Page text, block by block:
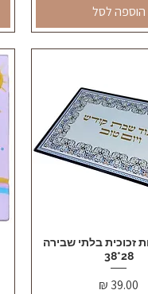
הוספה לסל
תצוגה מהירה
זכוכית בלתי שבירה
28*38
מחיר